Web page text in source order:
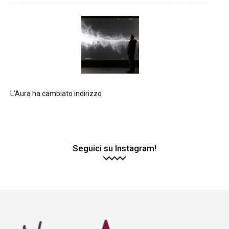
L’Aura ha cambiato indirizzo
Seguici su Instagram!